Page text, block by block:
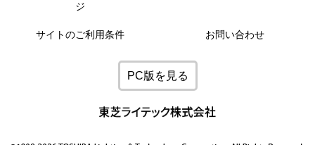
ジ
サイトのご利用条件 お問い合わせ
PC版を見る